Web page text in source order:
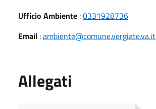
Ufficio Ambiente :0331928736
Email :ambiente@comune.vergiate.va.it
Allegati